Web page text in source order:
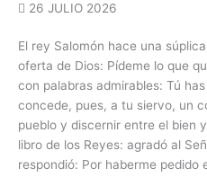
26 JULIO 2026
El rey Salomón hace una
oferta de Dios: Pídeme lo que
con palabras admirables: Tú
concede, pues, a tu siervo, un
pueblo y discernir entre el bien
libro de los Reyes: agradó al
respondió: Por haberme pedido